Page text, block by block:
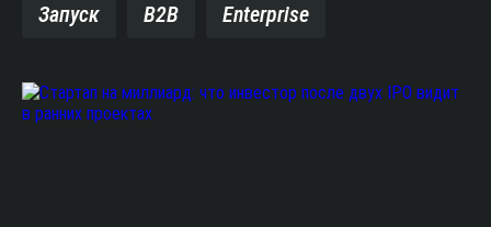
Запуск B2B Enterprise